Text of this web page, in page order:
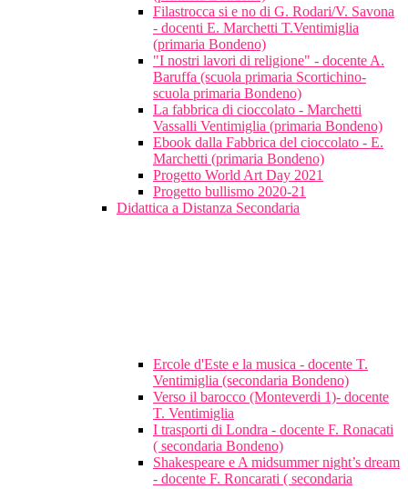
Filastrocca si e no di G. Rodari/V. Savona
- docenti E. Marchetti T.Ventimiglia
(primaria Bondeno)
"I nostri lavori di religione" - docente A.
Baruffa (scuola primaria Scortichino-
scuola primaria Bondeno)
La fabbrica di cioccolato - Marchetti
Vassalli Ventimiglia (primaria Bondeno)
Ebook dalla Fabbrica del cioccolato - E.
Marchetti (primaria Bondeno)
Progetto World Art Day 2021
Progetto bullismo 2020-21
Didattica a Distanza Secondaria
Ercole d'Este e la musica - docente T.
Ventimiglia (secondaria Bondeno)
Verso il barocco (Monteverdi 1)- docente
T. Ventimiglia
I trasporti di Londra - docente F. Ronacati
( secondaria Bondeno)
Shakespeare e A midsummer night’s dream
- docente F. Roncarati ( secondaria